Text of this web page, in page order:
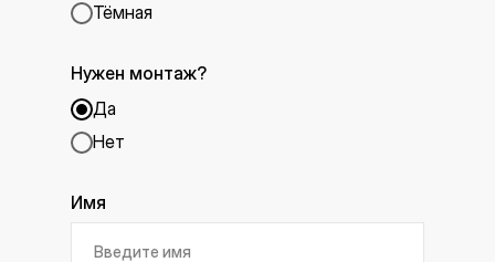
Тёмная
Нужен монтаж?
Да
Нет
Имя